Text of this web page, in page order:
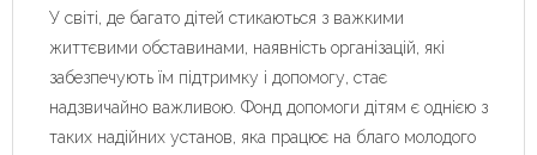
У світі, де багато дітей стикаються з важкими
життєвими обставинами, наявність організацій, які
забезпечують їм підтримку і допомогу, стає
надзвичайно важливою. Фонд допомоги дітям є однією з
таких надійних установ, яка працює на благо молодого